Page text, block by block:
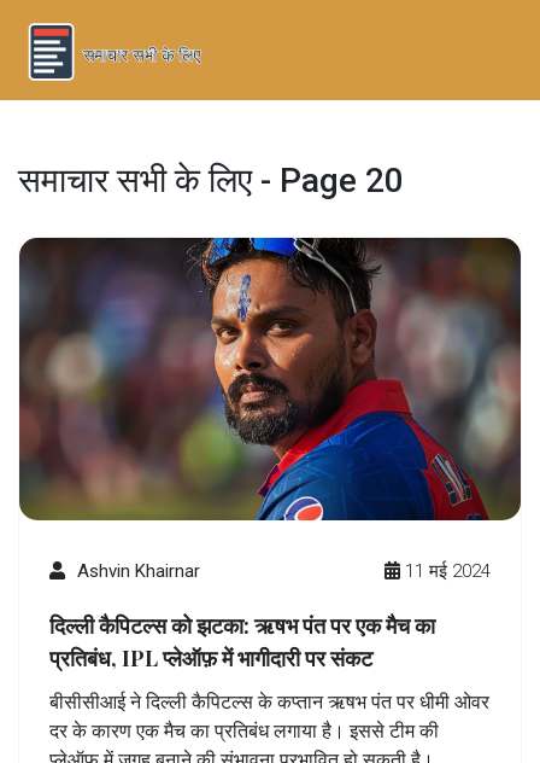
समाचार सभी के लिए - Page 20
Ashvin Khairnar 11 मई 2024
दिल्ली कैपिटल्स को झटका: ऋषभ पंत पर एक मैच का
प्रतिबंध, IPL प्लेऑफ़ में भागीदारी पर संकट
बीसीसीआई ने दिल्ली कैपिटल्स के कप्तान ऋषभ पंत पर धीमी ओवर
दर के कारण एक मैच का प्रतिबंध लगाया है। इससे टीम की